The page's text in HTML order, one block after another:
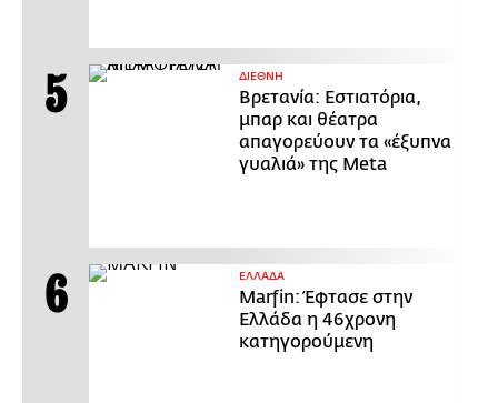
ΔΙΕΘΝΗ
Βρετανία: Εστιατόρια,
μπαρ και θέατρα
απαγορεύουν τα «έξυπνα
γυαλιά» της Meta
ΕΛΛΑΔΑ
Marfin: Έφτασε στην
Ελλάδα η 46χρονη
κατηγορούμενη